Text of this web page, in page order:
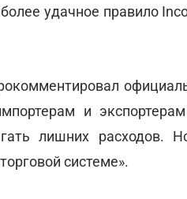
удачное правило
и
лишних расходов.
системе».